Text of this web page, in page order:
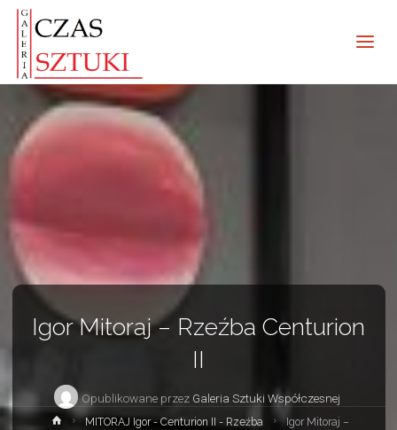
Igor Mitoraj – Rzeźba Centurion
II
Opublikowane przez Galeria Sztuki Współczesnej
StronaMITORAJ Igor - Centurion II - Rzeźba
Igor Mitoraj –